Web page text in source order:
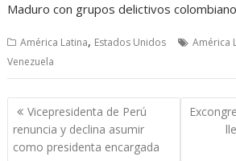
Maduro con grupos delictivos
América Latina, Estados Unidos América
Venezuela
Navegación
de
entradas
Vicepresidenta de Perú
renuncia y declina asumir
como presidenta encargada